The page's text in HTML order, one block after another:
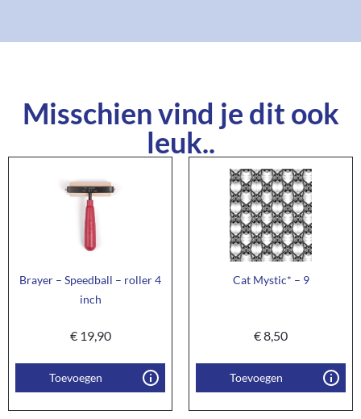
Misschien vind je dit ook
leuk..
Brayer – Speedball – roller 4
inch
€19,90
Toevoegen
Cat Mystic* – 9
€8,50
Toevoegen